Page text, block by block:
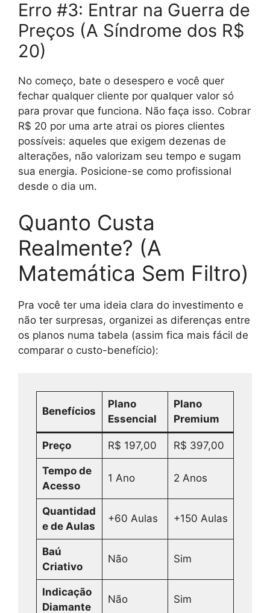
Erro #3: Entrar na Guerra de
Preços (A Síndrome dos R$
20)
No começo, bate o desespero e você quer
fechar qualquer cliente por qualquer valor só
para provar que funciona. Não faça isso. Cobrar
R$ 20 por uma arte atrai os piores clientes
possíveis: aqueles que exigem dezenas de
alterações, não valorizam seu tempo e sugam
sua energia. Posicione-se como profissional
desde o dia um.
Quanto Custa
Realmente? (A
Matemática Sem Filtro)
Pra você ter uma ideia clara do investimento e
não ter surpresas, organizei as diferenças entre
os planos numa tabela (assim fica mais fácil de
comparar o custo-benefício):
Benefícios
Plano
Essencial
Plano
Premium
Preço R$ 197,00 R$ 397,00
Tempo de
Acesso
1 Ano 2 Anos
Quantidad
e de Aulas
+60 Aulas +150 Aulas
Baú
Criativo
Não Sim
Indicação
Diamante
Não Sim